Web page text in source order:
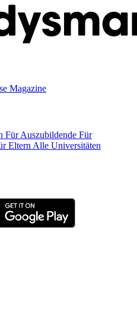
Magazine
Für Auszubildende Für
Eltern Alle Universitäten